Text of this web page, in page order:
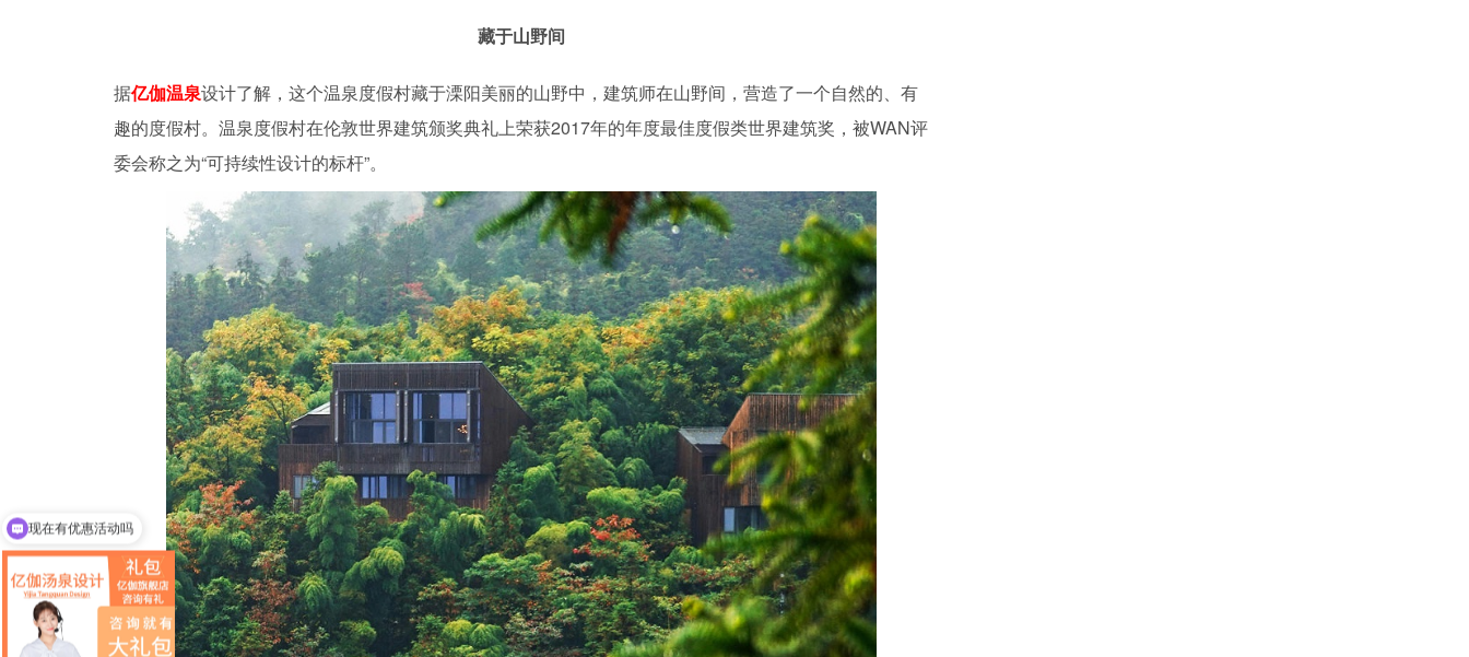
藏于山野间
据亿伽温泉设计了解，这个温泉度假村藏于溧阳美丽的山野中，建筑师在山野间，营造了一个自然的、有
趣的度假村。温泉度假村在伦敦世界建筑颁奖典礼上荣获2017年的年度最佳度假类世界建筑奖，被WAN评
委会称之为“可持续性设计的标杆”。
可以介绍下你们的产品么